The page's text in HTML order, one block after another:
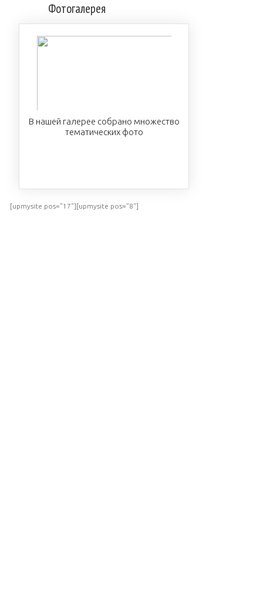
Фотогалерея
В нашей галерее собрано множество
тематических фото
[upmysite pos="17"][upmysite pos="8"]